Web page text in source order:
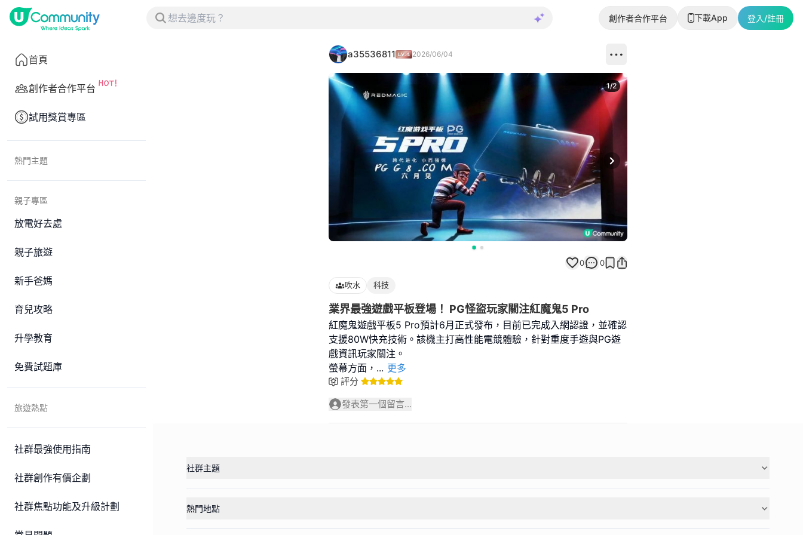
創作者合作平台 下載App 登入/註冊
首頁
創作者合作平台
試用獎賞專區
熱門主題
親子專區
放電好去處
親子旅遊
新手爸媽
育兒攻略
升學教育
免費試題庫
旅遊熱點
社群最強使用指南
社群創作有價企劃
社群焦點功能及升級計劃
a35536811 2026/06/04
Next slide
1/2
0 0
吹水 科技
業界最強遊戲平板登場！ PG怪盜玩家關注紅魔鬼5 Pro
紅魔鬼遊戲平板5 Pro預計6月正式發布，目前已完成入網認證，並確認
支援80W快充技術。該機主打高性能電競體驗，針對重度手遊與PG遊
戲資訊玩家關注。
螢幕方面， ... 更多
評分
發表第一個留言...
社群主題
熱門地點